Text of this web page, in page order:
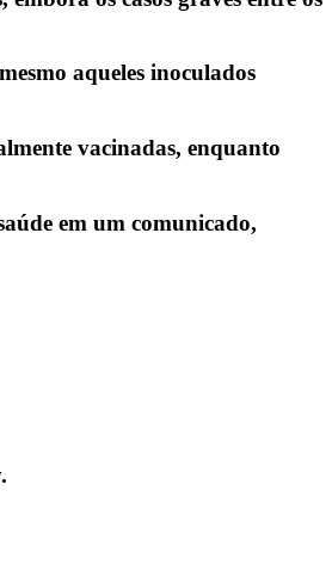
aqueles inoculados
vacinadas, enquanto
em um comunicado,